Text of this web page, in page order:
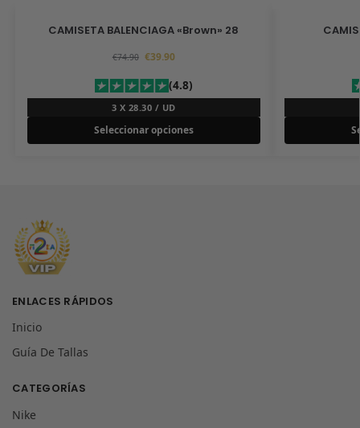
CAMISETA BALENCIAGA «Brown» 28
€74.90 €39.90
(4.8)
3 X 28.30 / UD
Seleccionar opciones
ENLACES RÁPIDOS
Inicio
Guía De Tallas
CATEGORÍAS
Nike